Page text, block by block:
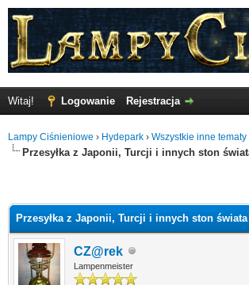
Witaj! Logowanie Rejestracja
Lampy Ciśnieniowe › Hydepark › Wszystkie inne
Przesyłka z Japonii, Turcji i innych ston
Przesyłka z Japonii, Turcji i innych ston świata
CZ@rek
Lampenmeister